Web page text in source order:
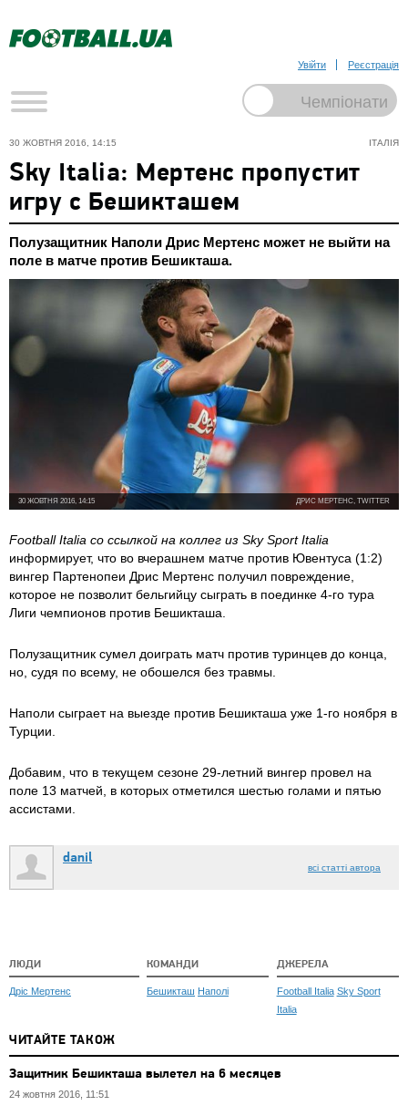
Увійти Реєстрація
ІТАЛІЯ
30 ЖОВТНЯ 2016, 14:15
Sky Italia: Мертенс пропустит
игру с Бешикташем
Полузащитник Наполи Дрис Мертенс может не выйти на
поле в матче против Бешикташа.
ДРИС МЕРТЕНС, TWITTER
30 ЖОВТНЯ 2016, 14:15
Football Italia со ссылкой на коллег из Sky Sport Italia
информирует, что во вчерашнем матче против Ювентуса (1:2)
вингер Партенопеи Дрис Мертенс получил повреждение,
которое не позволит бельгийцу сыграть в поединке 4-го тура
Лиги чемпионов против Бешикташа.
Полузащитник сумел доиграть матч против туринцев до конца,
но, судя по всему, не обошелся без травмы.
Наполи сыграет на выезде против Бешикташа уже 1-го ноября в
Турции.
Добавим, что в текущем сезоне 29-летний вингер провел на
поле 13 матчей, в которых отметился шестью голами и пятью
ассистами.
danil
всі статті автора
ЛЮДИ
Дріс Мертенс
КОМАНДИ
Бешикташ Наполі
ДЖЕРЕЛА
Football Italia Sky Sport
Italia
ЧИТАЙТЕ ТАКОЖ
Защитник Бешикташа вылетел на 6 месяцев
24 жовтня 2016, 11:51